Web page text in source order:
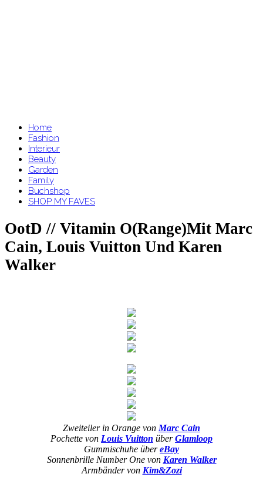
Home
Fashion
Interieur
Beauty
Garden
Family
Buchshop
SHOP MY FAVES
OotD // Vitamin O(range)mit Marc
Cain, Louis Vuitton Und Karen
Walker
Zweiteiler in Orange von Marc Cain
Pochette von Louis Vuitton überGlamloop
Gummischuhe übereBay
Sonnenbrille Number One von Karen Walker
Armbänder von Kim&Zozi